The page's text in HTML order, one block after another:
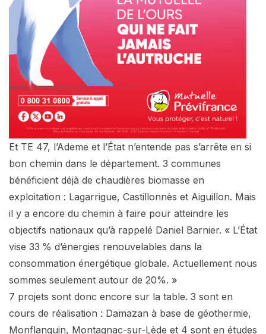
Et TE 47, l’Ademe et l’État n’entende pas s’arrête en si
bon chemin dans le département. 3 communes
bénéficient déjà de chaudières biomasse en
exploitation : Lagarrigue, Castillonnès et Aiguillon. Mais
il y a encore du chemin à faire pour atteindre les
objectifs nationaux qu’à rappelé Daniel Barnier. « L’État
vise 33 % d’énergies renouvelables dans la
consommation énergétique globale. Actuellement nous
sommes seulement autour de 20%. »
7 projets sont donc encore sur la table. 3 sont en
cours de réalisation : Damazan à base de géothermie,
Monflanquin, Montagnac-sur-Lède et 4 sont en études